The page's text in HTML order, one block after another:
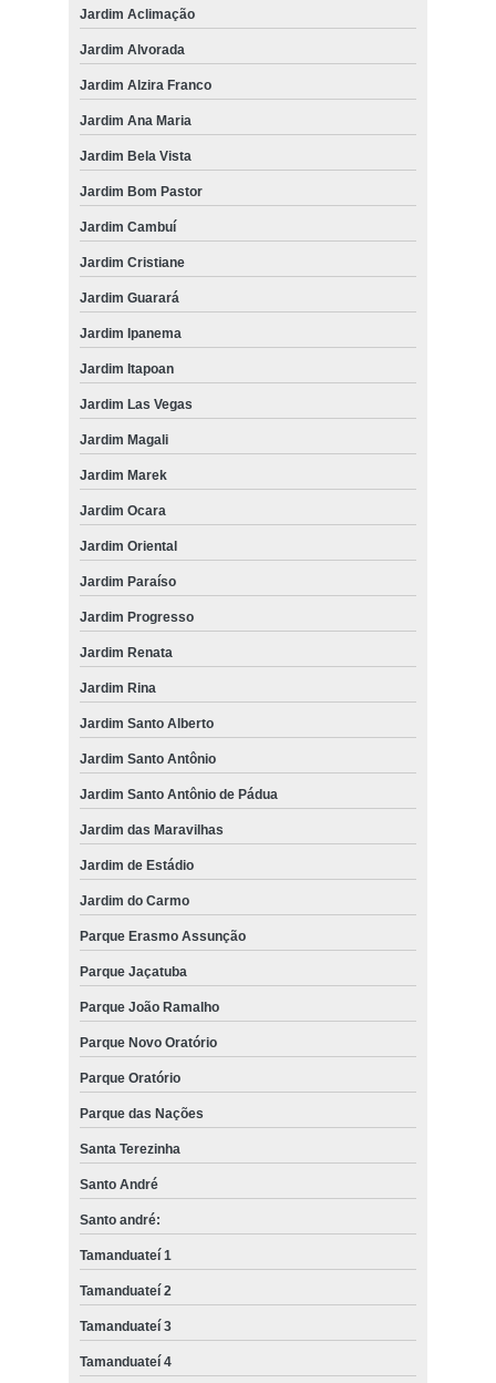
Jardim Aclimação
Jardim Alvorada
Jardim Alzira Franco
Jardim Ana Maria
Jardim Bela Vista
Jardim Bom Pastor
Jardim Cambuí
Jardim Cristiane
Jardim Guarará
Jardim Ipanema
Jardim Itapoan
Jardim Las Vegas
Jardim Magali
Jardim Marek
Jardim Ocara
Jardim Oriental
Jardim Paraíso
Jardim Progresso
Jardim Renata
Jardim Rina
Jardim Santo Alberto
Jardim Santo Antônio
Jardim Santo Antônio de Pádua
Jardim das Maravilhas
Jardim de Estádio
Jardim do Carmo
Parque Erasmo Assunção
Parque Jaçatuba
Parque João Ramalho
Parque Novo Oratório
Parque Oratório
Parque das Nações
Santa Terezinha
Santo André
Santo andré:
Tamanduateí 1
Tamanduateí 2
Tamanduateí 3
Tamanduateí 4